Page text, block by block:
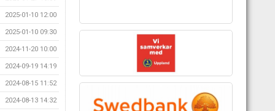
2025-01-10 12:00
2025-01-10 09:30
2024-11-20 10:00
2024-09-19 14:19
2024-08-15 11:52
2024-08-13 14:32